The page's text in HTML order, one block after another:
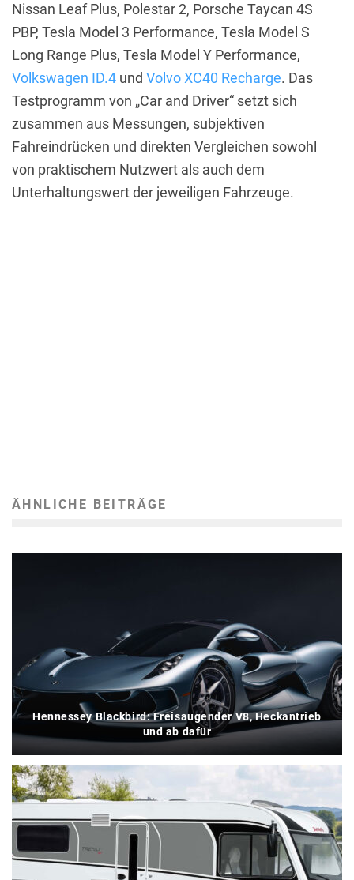
Nissan Leaf Plus, Polestar 2, Porsche Taycan 4S
PBP, Tesla Model 3 Performance, Tesla Model S
Long Range Plus, Tesla Model Y Performance,
Volkswagen ID.4 und Volvo XC40 Recharge. Das
Testprogramm von „Car and Driver“ setzt sich
zusammen aus Messungen, subjektiven
Fahreindrücken und direkten Vergleichen sowohl
von praktischem Nutzwert als auch dem
Unterhaltungswert der jeweiligen Fahrzeuge.
ÄHNLICHE BEITRÄGE
Hennessey Blackbird: Freisaugender V8, Heckantrieb
und ab dafür